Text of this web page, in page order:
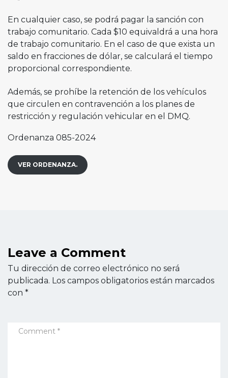
En cualquier caso, se podrá pagar la sanción con
trabajo comunitario. Cada $10 equivaldrá a una hora
de trabajo comunitario. En el caso de que exista un
saldo en fracciones de dólar, se calculará el tiempo
proporcional correspondiente.
Además, se prohíbe la retención de los vehículos
que circulen en contravención a los planes de
restricción y regulación vehicular en el DMQ.
Ordenanza 085-2024
VER ORDENANZA.
Leave a Comment
Tu dirección de correo electrónico no será
publicada. Los campos obligatorios están marcados
con *